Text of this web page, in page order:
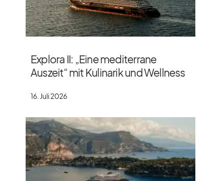
Explora II: „Eine mediterrane
Auszeit“ mit Kulinarik und Wellness
16. Juli 2026